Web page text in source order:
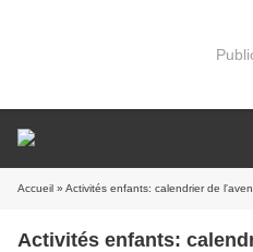
Accueil » Activités enfants: calendrier de
Activités enfants: